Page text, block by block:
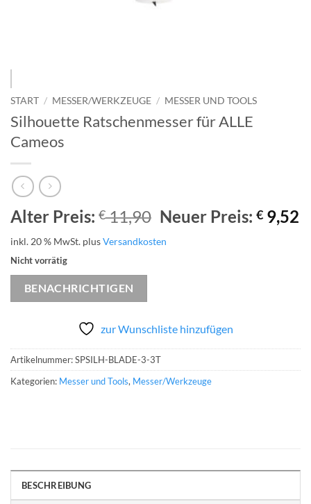
START / MESSER/WERKZEUGE / MESSER UND TOOLS
Silhouette Ratschenmesser für ALLE
Cameos
Alter Preis: €11,90 Ursprünglicher
war:
Neuer Preis: € 9,52
inkl. 20 % MwSt. plusVersandkosten
Nicht vorrätig
BENACHRICHTIGEN
zur Wunschliste hinzufügen
Artikelnummer:SPSILH-BLADE-3-3T
Kategorien: Messer und Tools, Messer/Werkzeuge
BESCHREIBUNG